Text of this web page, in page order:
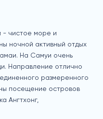
- чистое море и
ночной активный отдых
На Самуи очень
Направление отлично
размеренного
посещение островов
Ангтхонг,